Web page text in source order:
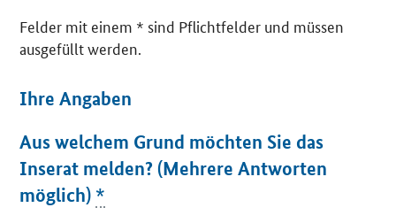
Felder mit einem * sind Pflichtfelder und müssen
ausgefüllt werden.
Ihre Angaben
Aus welchem Grund möchten Sie das
Inserat melden? (Mehrere Antworten
möglich) *